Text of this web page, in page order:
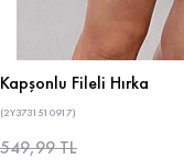
Kapşonlu Fileli Hırka
(2Y3731510917)
549,99 TL